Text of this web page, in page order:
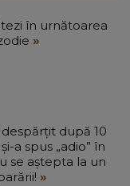
în urnătoarea
a spus „adio” în
se aștepta la un